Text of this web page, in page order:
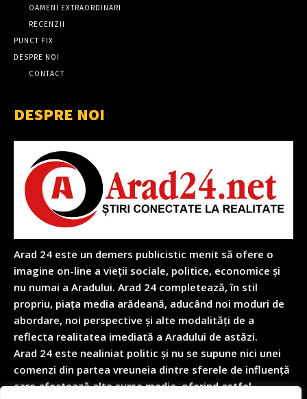
OAMENI EXTRAORDINARI
RECENZII
PUNCT FIX
DESPRE NOI
CONTACT
DESPRE NOI
Arad 24 este un demers publicistic menit să ofere o
imagine on-line a vieții sociale, politice, economice și
nu numai a Aradului. Arad 24 completează, în stil
propriu, piața media arădeană, aducând noi moduri de
abordare, noi perspective și alte modalități de a
reflecta realitatea imediată a Aradului de astăzi.
Arad 24 este nealiniat politic și nu se supune nici unei
comenzi din partea vreuneia dintre sferele de influență
care afectează alte surse media, oferind astfel